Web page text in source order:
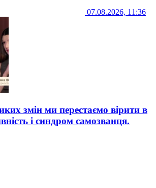
07.08.2026, 11:36
змін ми перестаємо вірити в
і синдром самозванця.